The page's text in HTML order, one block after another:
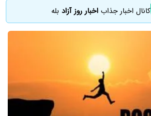
کانال اخبار جذاباخبار روز آزاد بله